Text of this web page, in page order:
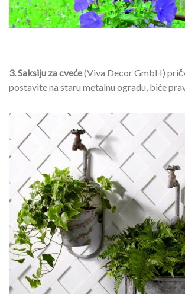
3. Saksiju za cveće(Viva Decor GmbH)
postavite na staru metalnu ogradu, biće